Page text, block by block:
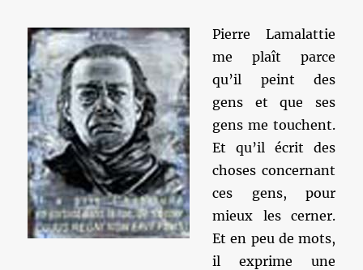
Pierre Lamalattie
me plaît parce
qu’il peint des
gens et que ses
gens me touchent.
Et qu’il écrit des
choses concernant
ces gens, pour
mieux les cerner.
Et en peu de mots,
il exprime une